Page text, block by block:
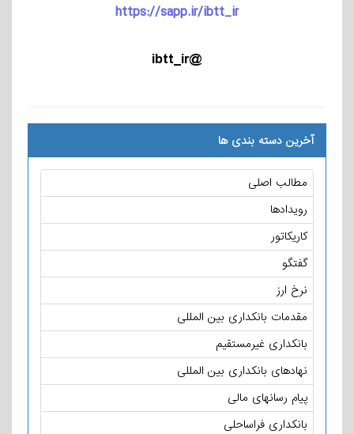
https://sapp.ir/ibtt_ir
@ibtt_ir
آخرین دسته بندی ها
مطالب اصلی
رویدادها
کاریکاتور
گفتگو
نرخ ارز
مقدمات بانکداری بین المللی
بانکداری غیرمستقیم
نهادهای بانکداری بین المللی
پیام رسانهای مالی
بانکداری فراساحلی